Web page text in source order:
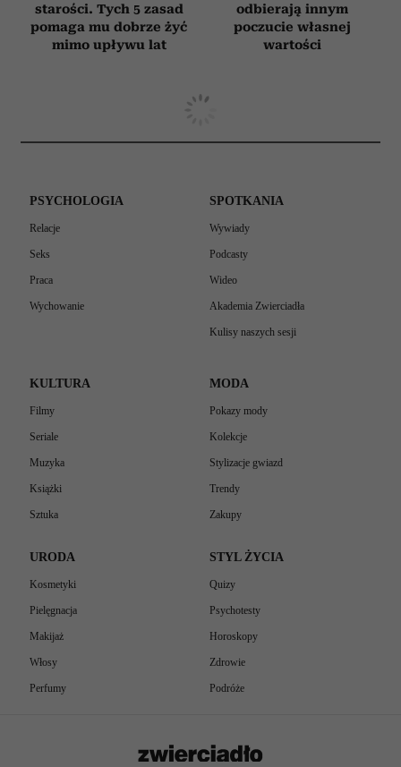
starości. Tych 5 zasad
pomaga mu dobrze żyć
mimo upływu lat
odbierają innym
poczucie własnej
wartości
PSYCHOLOGIA
Relacje
Seks
Praca
Wychowanie
SPOTKANIA
Wywiady
Podcasty
Wideo
Akademia Zwierciadła
Kulisy naszych sesji
KULTURA
Filmy
Seriale
Muzyka
Książki
Sztuka
MODA
Pokazy mody
Kolekcje
Stylizacje gwiazd
Trendy
Zakupy
URODA
Kosmetyki
Pielęgnacja
Makijaż
Włosy
Perfumy
STYL ŻYCIA
Quizy
Psychotesty
Horoskopy
Zdrowie
Podróże